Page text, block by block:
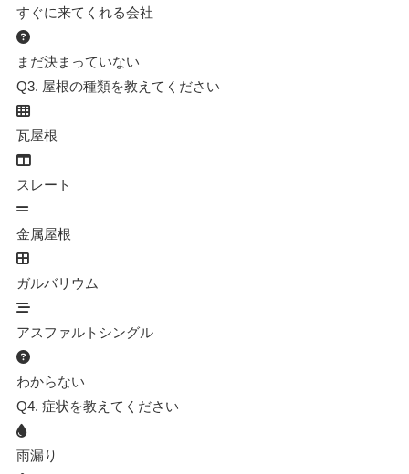
すぐに来てくれる会社
まだ決まっていない
Q3. 屋根の種類を教えてください
瓦屋根
スレート
金属屋根
ガルバリウム
アスファルトシングル
わからない
Q4. 症状を教えてください
雨漏り